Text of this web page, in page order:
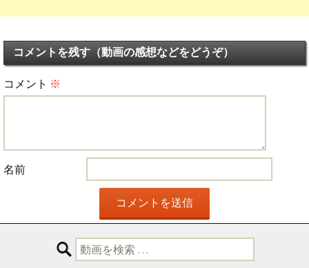
コメントを残す（動画の感想などをどうぞ）
コメント ※
名前
検
索: